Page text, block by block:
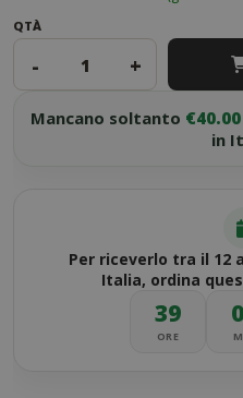
QTÀ
- +
Mancano soltanto €40.00
in
Per riceverlo tra il 12
Italia, ordina
39
ORE